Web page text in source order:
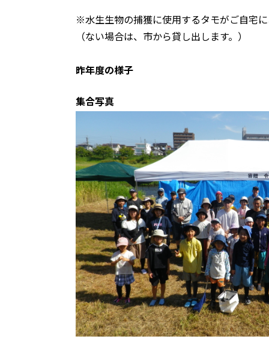
※水生生物の捕獲に使用するタモがご自宅
（ない場合は、市から貸し出します。）
昨年度の様子
集合写真